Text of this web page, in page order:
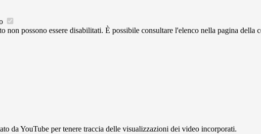
non possono essere disabilitati. È possibile consultare l'elenco nella pagina della
da YouTube per tenere traccia delle visualizzazioni dei video incorporati.